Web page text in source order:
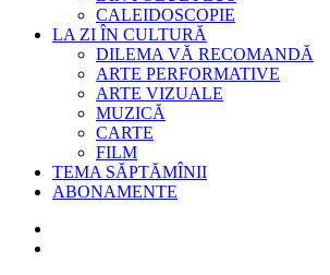
CALEIDOSCOPIE
LA ZI ÎN CULTURĂ
DILEMA VĂ RECOMANDĂ
ARTE PERFORMATIVE
ARTE VIZUALE
MUZICĂ
CARTE
FILM
TEMA SĂPTĂMÎNII
ABONAMENTE